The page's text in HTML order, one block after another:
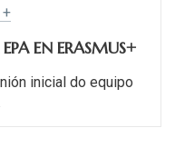
+
EN ERASMUS+
inicial do equipo